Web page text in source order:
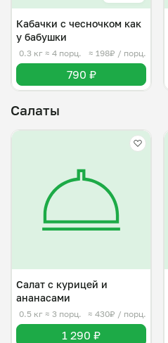
Кабачки с чесночком как
у бабушки
0.3 кг ≈ 4 порц. ≈ 198₽ / порц.
790 ₽
Салаты
Салат с курицей и
ананасами
0.5 кг ≈ 3 порц. ≈ 430₽ / порц.
1 290 ₽